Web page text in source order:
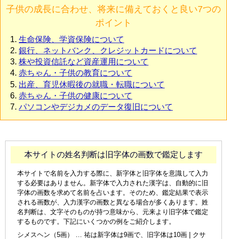
子供の成長に合わせ、将来に備えておくと良い7つの
ポイント
生命保険、学資保険について
銀行、ネットバンク、クレジットカードについて
株や投資信託など資産運用について
赤ちゃん・子供の教育について
出産、育児休暇後の就職・転職について
赤ちゃん・子供の健康について
パソコンやデジカメのデータ復旧について
本サイトの姓名判断は旧字体の画数で鑑定します
本サイトで名前を入力する際に、新字体と旧字体を意識して入力
する必要はありません。新字体で入力された漢字は、自動的に旧
字体の画数を求めて名前を占います。そのため、鑑定結果で表示
される画数が、入力漢字の画数と異なる場合が多くあります。姓
名判断は、文字そのものが持つ意味から、元来より旧字体で鑑定
するものです。下記にいくつかの例をご紹介します。
シメスヘン（5画） … 祐は新字体は9画で、旧字体は10画 | クサ